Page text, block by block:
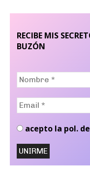
RECIBE MIS
BUZÓN
Nombre
Email
acepto la pol.